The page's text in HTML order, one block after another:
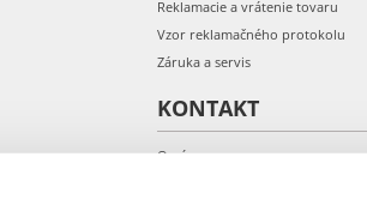
Reklamacie a vrátenie tovaru
Vzor reklamačného protokolu
Záruka a servis
KONTAKT
O nás